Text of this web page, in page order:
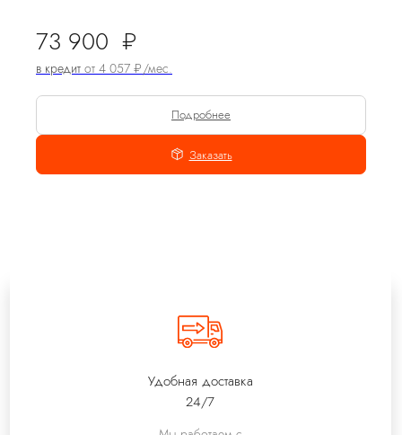
73 900 ₽
в кредит от 4 057 ₽/мес.
Подробнее
Заказать
Удобная доставка
24/7